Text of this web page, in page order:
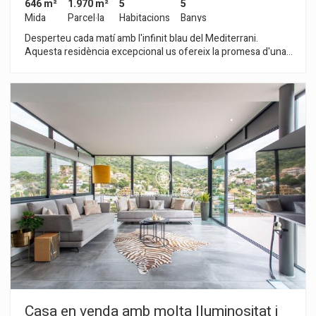
646 m²
Mida
1.970 m²
Parcel·la
5
Habitacions
5
Banys
Desperteu cada matí amb l'infinit blau del Mediterrani.
Aquesta residència excepcional us ofereix la promesa d'una
l'exclusivitat, la casa té 5 dormitoris i destaca per les seves
estances espaioses i lluminoses, perfectes per al lleure i la
vida familiar. A més, el seu compromís amb el futur és total,
gràcies a la instal·lació de panells solars. La ubicació és
senzillament perfecta: gaudiu de la proximitat als camps de
golf i als clubs nàutics, i assegureu la millor educació per als
vostres fills amb una escola internacional a pocs minuts.
Estareu molt a prop del centre d'Alella i connectats amb la
capital vibrant en un instant, a només 20 minuts de Barcelona.
Experimenteu el luxe de relaxar-vos amb la comoditat de
tenir-ho tot a l'abast de la mà. Això és més que una simple llar;
és la vostra pròxima destinació.